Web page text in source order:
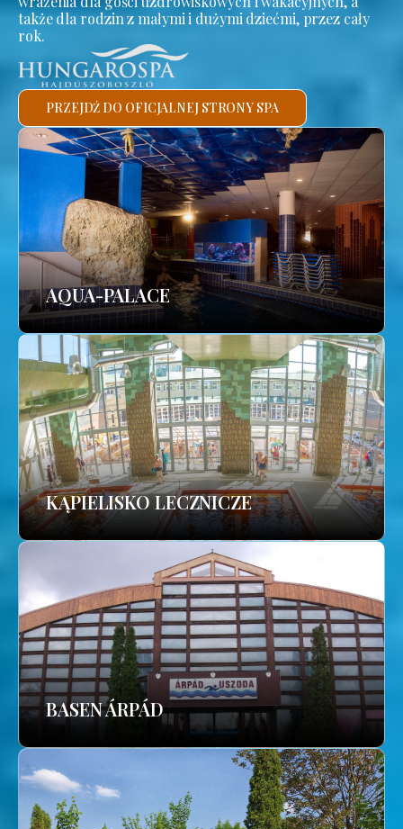
także dla rodzin z małymi i dużymi dziećmi, przez cały
rok.
PRZEJDŹ DO OFICJALNEJ STRONY SPA
AQUA-PALACE
KĄPIELISKO LECZNICZE
BASEN ÁRPÁD